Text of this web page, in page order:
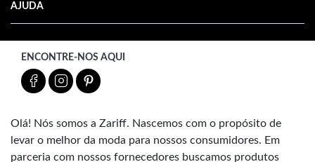
AJUDA
ENCONTRE-NOS AQUI
Olá! Nós somos a Zariff. Nascemos com o propósito de
levar o melhor da moda para nossos consumidores. Em
parceria com nossos fornecedores buscamos produtos